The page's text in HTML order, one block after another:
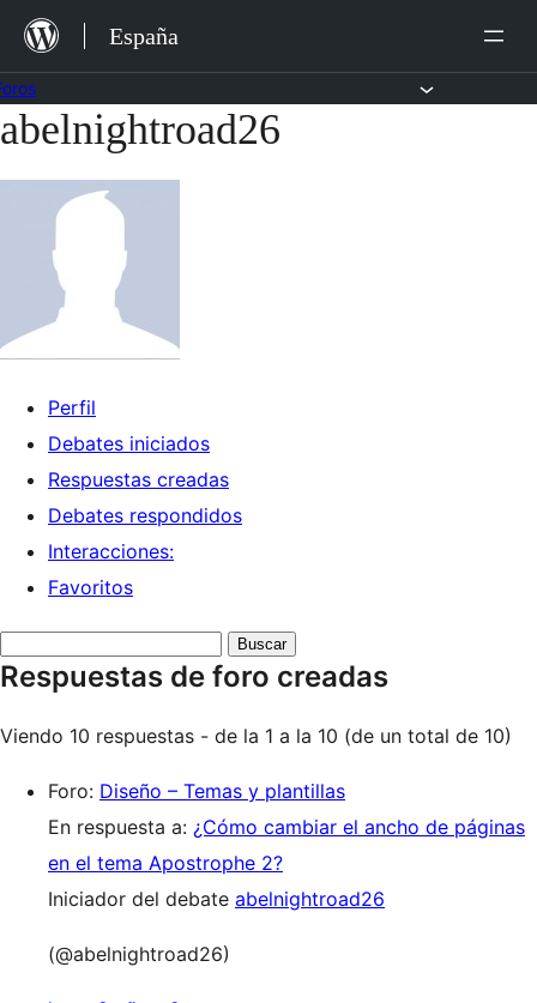
Saltar
contenido
España
Saltar
contenido
abelnightroad26
Perfil
Debates iniciados
Respuestas creadas
Debates respondidos
Interacciones:
Favoritos
respuestas:
Respuestas de foro creadas
Viendo 10 respuestas - de la 1 a la 10 (de un total de 10)
Foro: Diseño – Temas y plantillas
En respuesta a: ¿Cómo cambiar el ancho de páginas
en el tema Apostrophe 2?
Iniciador del debate abelnightroad26
(@abelnightroad26)